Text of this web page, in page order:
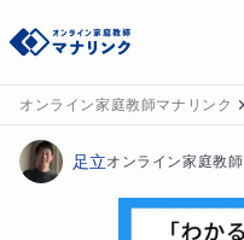
オンライン家庭教師マナリンク
足立オンライン家庭教師